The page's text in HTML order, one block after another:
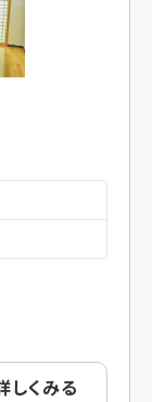
しくみる